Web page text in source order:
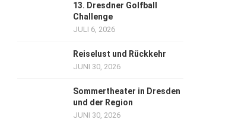
13. Dresdner Golfball
Challenge
JULI 6, 2026
Reiselust und Rückkehr
JUNI 30, 2026
Sommertheater in Dresden
und der Region
JUNI 30, 2026